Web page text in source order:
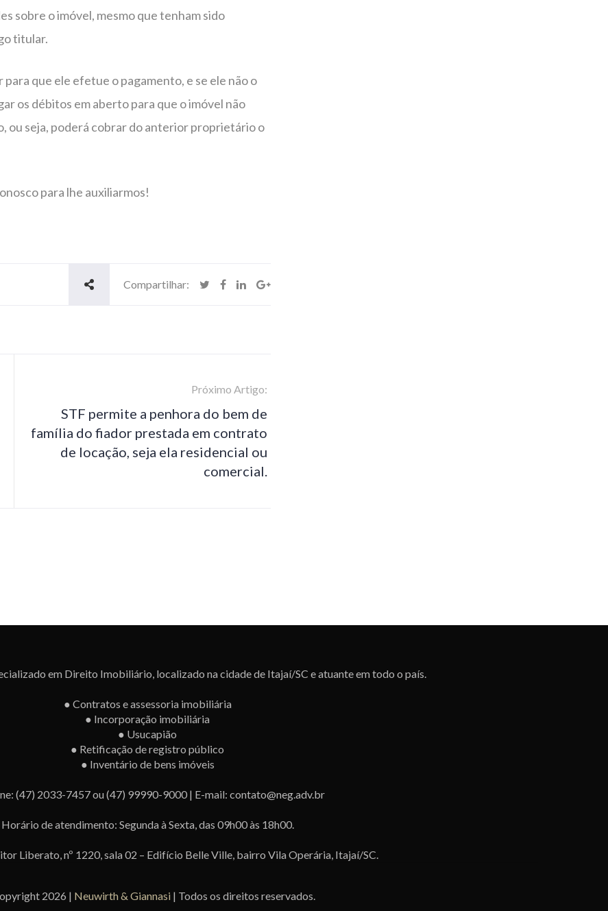
sobre o imóvel, mesmo que tenham sido
titular.
que ele efetue o pagamento, e se ele não o
os débitos em aberto para que o imóvel não
ou seja, poderá cobrar do anterior proprietário o
para lhe auxiliarmos!
Compartilhar:
Próximo Artigo:
STF permite a penhora do bem de
família do fiador prestada em contrato
de locação, seja ela residencial ou
comercial.
em Direito Imobiliário, localizado na cidade de Itajaí/SC e atuante em todo o país.
● Contratos e assessoria imobiliária
● Incorporação imobiliária
● Usucapião
● Retificação de registro público
● Inventário de bens imóveis
(47) 2033-7457 ou (47) 99990-9000 | E-mail: contato@neg.adv.br
Horário de atendimento: Segunda à Sexta, das 09h00 às 18h00.
Liberato, nº 1220, sala 02 – Edifício Belle Ville, bairro Vila Operária, Itajaí/SC.
2026 | Neuwirth & Giannasi| Todos os direitos reservados.